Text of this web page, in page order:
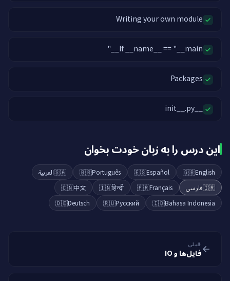
Writing your own module
If __name__ == "__main__"
Packages
این درس را به زبان خودت بخوان
🇬🇧English
🇪🇸Español
🇧🇷Português
🇸🇦العربية
🇮🇷فارسی 🇫🇷Français
🇮🇳हिन्दी
🇨🇳中文
🇮🇩Bahasa Indonesia
🇷🇺Русский
🇩🇪Deutsch
قبلی
فایل‌ها و IO